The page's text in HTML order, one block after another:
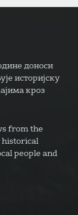
доноси
историјску
кроз
from the
historical
people and